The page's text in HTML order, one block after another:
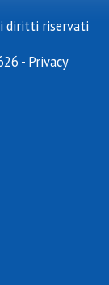
i diritti riservati
- Privacy